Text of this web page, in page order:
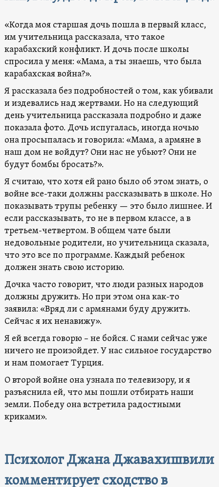
«Когда моя старшая дочь пошла в первый класс,
им учительница рассказала, что такое
карабахский конфликт. И дочь после школы
спросила у меня: «Мама, а ты знаешь, что была
карабахская война?».
Я рассказала без подробностей о том, как убивали
и издевались над жертвами. Но на следующий
день учительница рассказала подробно и даже
показала фото. Дочь испугалась, иногда ночью
она просыпалась и говорила: «Мама, а армяне в
наш дом не войдут? Они нас не убьют? Они не
будут бомбы бросать?».
Я считаю, что хотя ей рано было об этом знать, о
войне все-таки должны рассказывать в школе. Но
показывать трупы ребенку — это было лишнее. И
если рассказывать, то не в первом классе, а в
третьем-четвертом. В общем чате были
недовольные родители, но учительница сказала,
что это все по программе. Каждый ребенок
должен знать свою историю.
Дочка часто говорит, что люди разных народов
должны дружить. Но при этом она как-то
заявила: «Вряд ли с армянами буду дружить.
Cейчас я их ненавижу».
Я ей всегда говорю – не бойся. С нами сейчас уже
ничего не произойдет. У нас сильное государство
и нам помогает Турция.
О второй войне она узнала по телевизору, и я
разъяснила ей, что мы пошли отбирать наши
земли. Победу она встретила радостными
криками».
Психолог Джана Джавахишвили
комментирует сходство в